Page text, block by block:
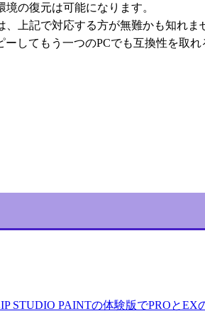
の復元は可能になります。
上記で対応する方が無難かも知れま
してもう一つのPCでも互換性を取
STUDIO PAINTの体験版でPROと